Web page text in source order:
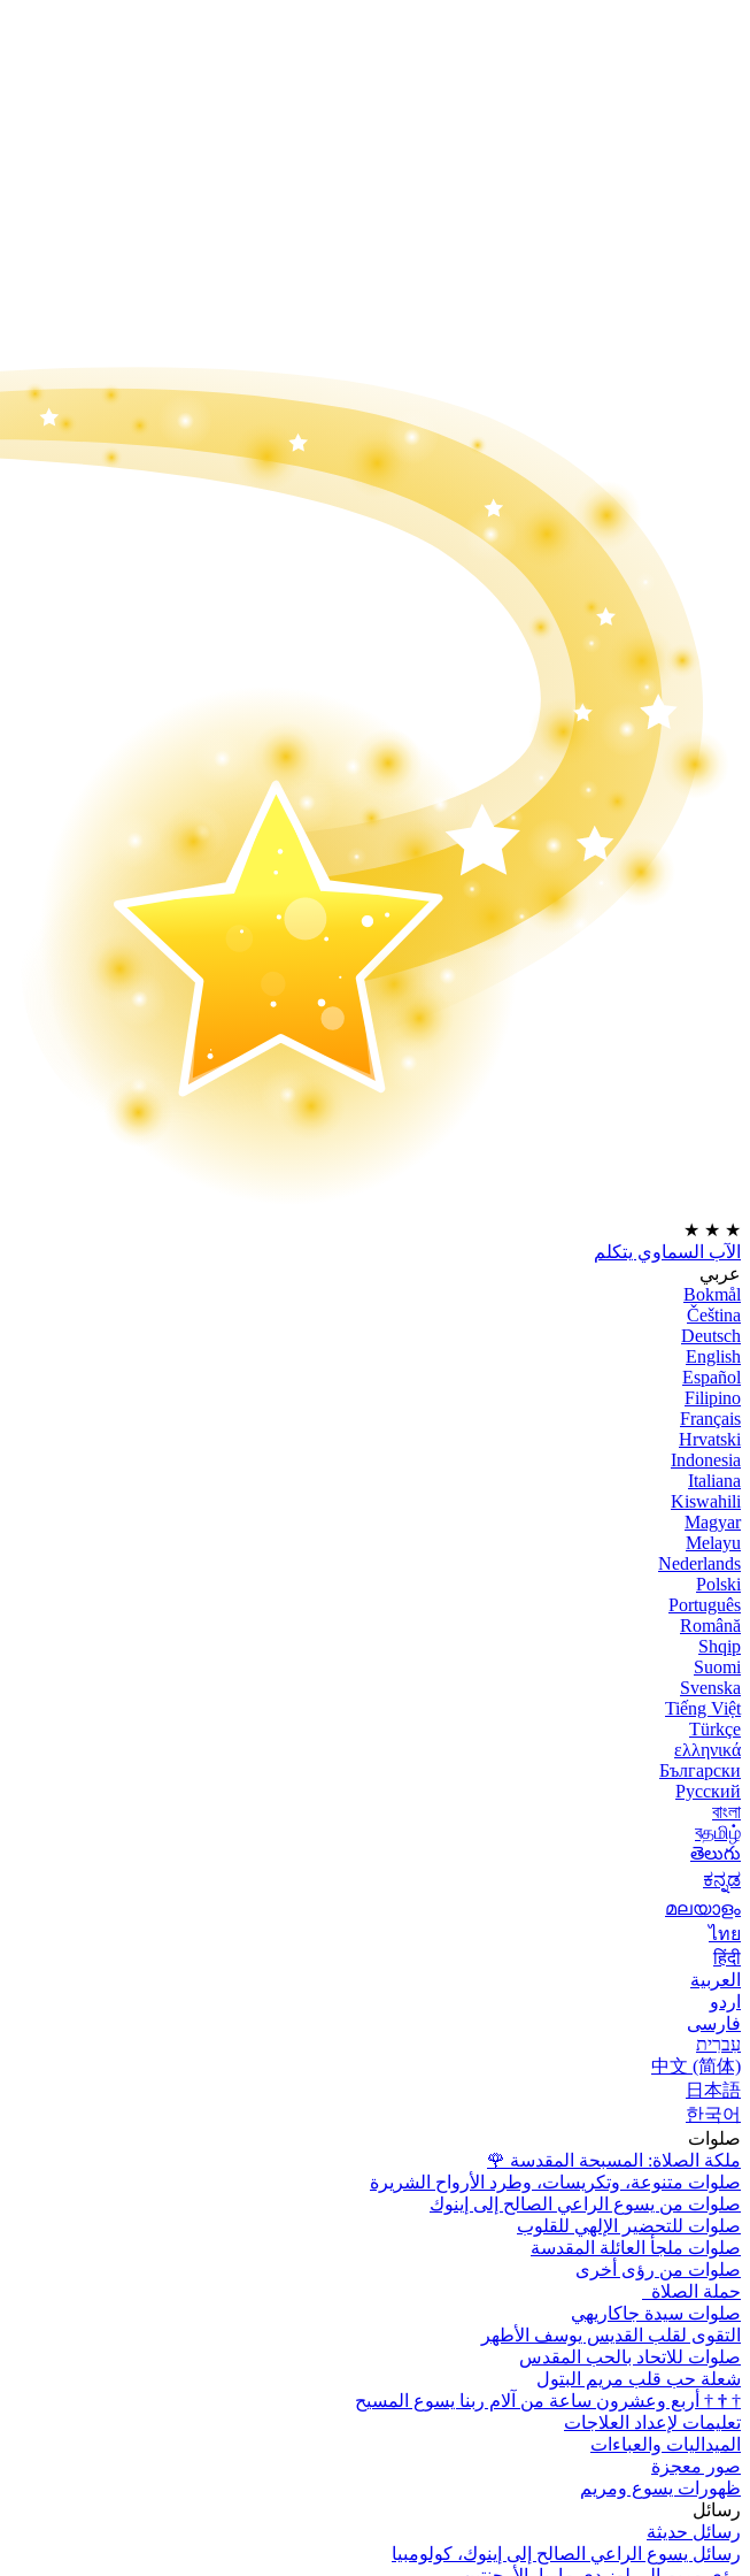
★
★
★
الآب السماوي يتكلم
عربي
Bokmål
Čeština
Deutsch
English
Español
Filipino
Français
Hrvatski
Indonesia
Italiana
Kiswahili
Magyar
Melayu
Nederlands
Polski
Português
Română
Shqip
Suomi
Svenska
Tiếng Việt
Türkçe
ελληνικά
Български
Русский
বাংলা
বதமிழ்
తెలుగు
ಕನ್ನಡ
മലയാളം
ไทย
हिंदी
العربية
اردو
فارسی
עִברִית
中文 (简体)
日本語
한국어
صلوات
ملكة الصلاة: المسبحة المقدسة 🌹
صلوات متنوعة، وتكريسات، وطرد الأرواح الشريرة
صلوات من يسوع الراعي الصالح إلى إينوك
صلوات للتحضير الإلهي للقلوب
صلوات ملجأ العائلة المقدسة
صلوات من رؤى أخرى
حملة الصلاة
صلوات سيدة جاكاريهي
التقوى لقلب القديس يوسف الأطهر
صلوات للاتحاد بالحب المقدس
شعلة حب قلب مريم البتول
†
†
† أربع وعشرون ساعة من آلام ربنا يسوع المسيح
تعليمات لإعداد العلاجات
الميداليات والعباءات
صور معجزة
ظهورات يسوع ومريم
رسائل
رسائل حديثة
رسائل يسوع الراعي الصالح إلى إينوك، كولومبيا